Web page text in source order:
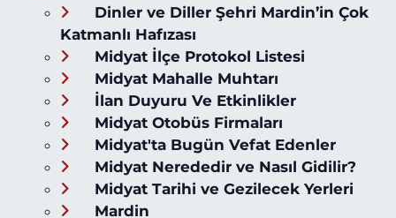
Dinler ve Diller Şehri Mardin’in Çok
Katmanlı Hafızası
Midyat İlçe Protokol Listesi
Midyat Mahalle Muhtarı
İlan Duyuru Ve Etkinlikler
Midyat Otobüs Firmaları
Midyat'ta Bugün Vefat Edenler
Midyat Nerededir ve Nasıl Gidilir?
Midyat Tarihi ve Gezilecek Yerleri
Mardin